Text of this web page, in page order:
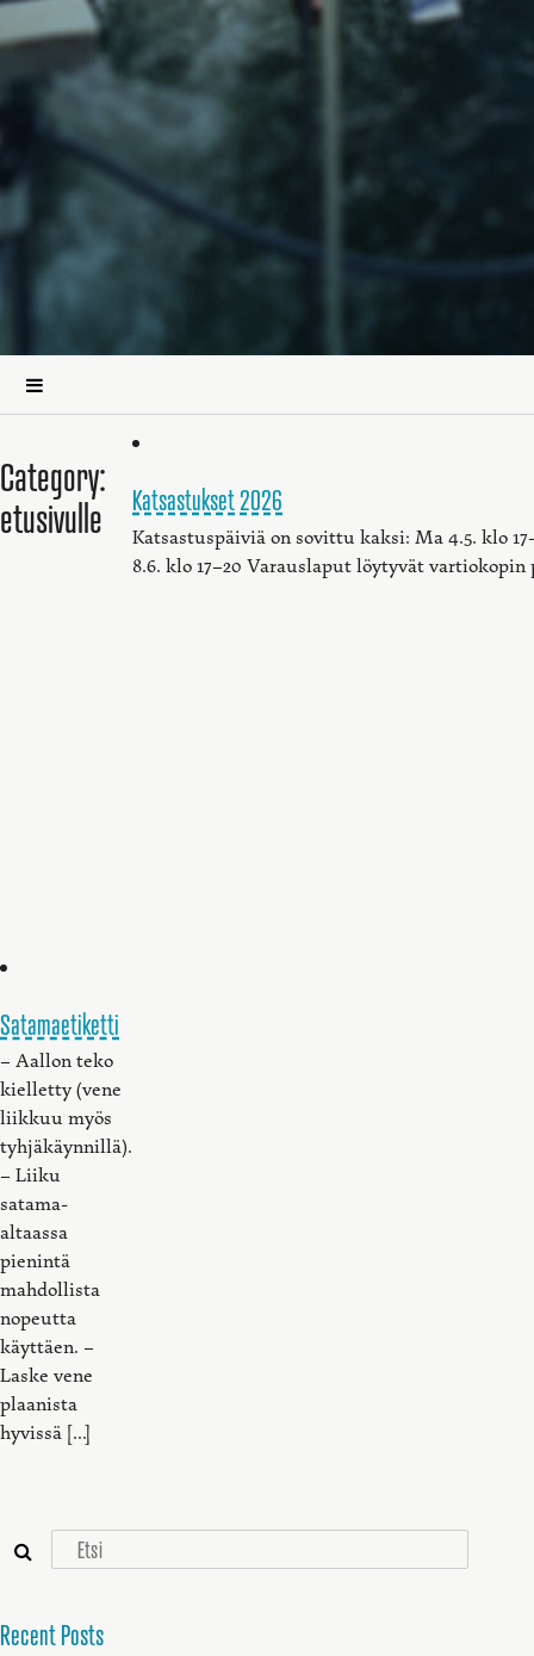
Category:
etusivulle
Katsastukset 2026
Katsastuspäiviä on sovittu kaksi: Ma 4.5. klo
8.6. klo 17–20 Varauslaput löytyvät vartiokopin
Satamaetiketti
– Aallon teko
kielletty (vene
liikkuu myös
tyhjäkäynnillä).
– Liiku
satama-
altaassa
pienintä
mahdollista
nopeutta
käyttäen. –
Laske vene
plaanista
hyvissä […]
Recent Posts